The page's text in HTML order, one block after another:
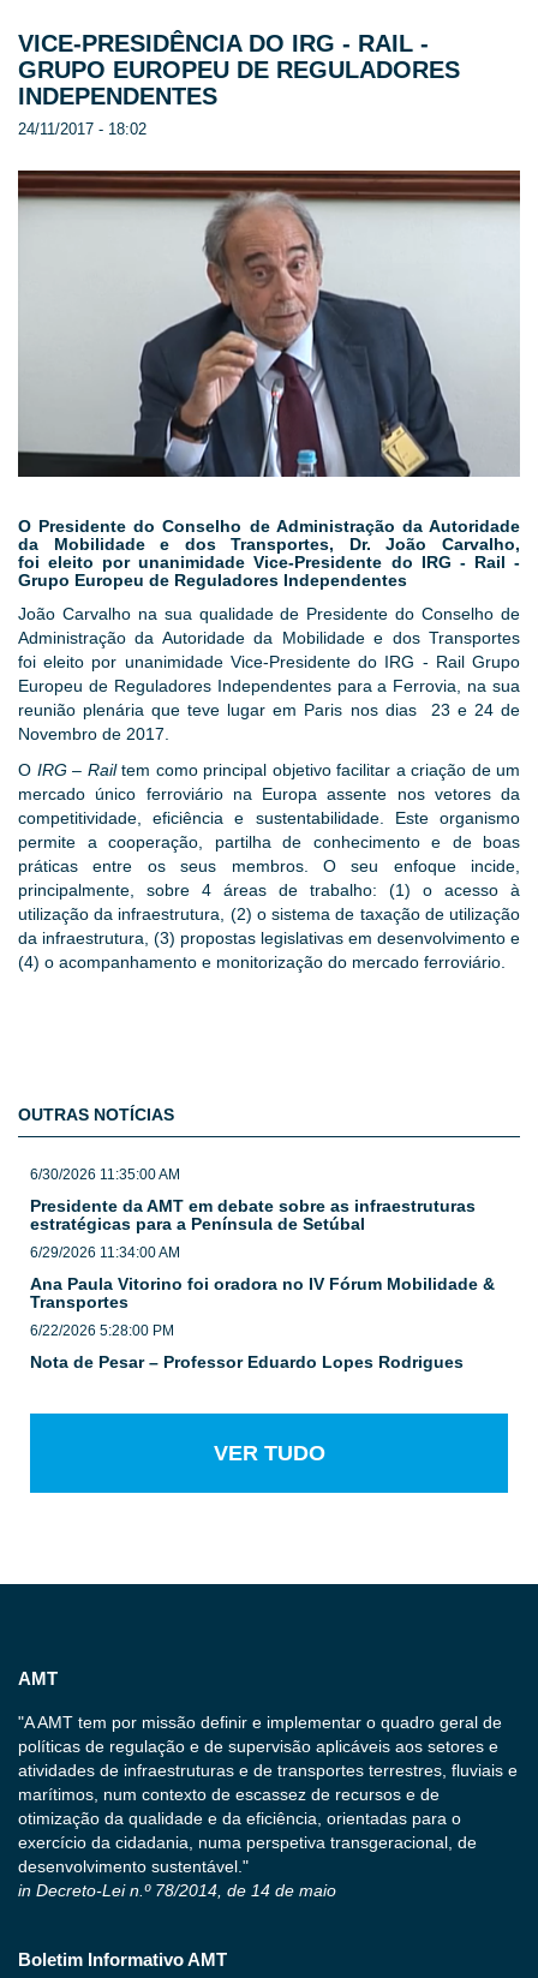
VICE-PRESIDÊNCIA DO IRG - RAIL -
GRUPO EUROPEU DE REGULADORES
INDEPENDENTES
24/11/2017 - 18:02
O Presidente do Conselho de Administração da Autoridade
da Mobilidade e dos Transportes, Dr. João Carvalho,
foi eleito por unanimidade Vice-Presidente do IRG - Rail -
Grupo Europeu de Reguladores Independentes
João Carvalho na sua qualidade de Presidente do Conselho de
Administração da Autoridade da Mobilidade e dos Transportes
foi eleito por unanimidade Vice-Presidente do IRG - Rail Grupo
Europeu de Reguladores Independentes para a Ferrovia, na sua
reunião plenária que teve lugar em Paris nos dias 23 e 24 de
Novembro de 2017.
O IRG – Railtem como principal objetivo facilitar a criação de um
mercado único ferroviário na Europa assente nos vetores da
competitividade, eficiência e sustentabilidade. Este organismo
permite a cooperação, partilha de conhecimento e de boas
práticas entre os seus membros. O seu enfoque incide,
principalmente, sobre 4 áreas de trabalho: (1) o acesso à
utilização da infraestrutura, (2) o sistema de taxação de utilização
da infraestrutura, (3) propostas legislativas em desenvolvimento e
(4) o acompanhamento e monitorização do mercado ferroviário.
OUTRAS NOTÍCIAS
6/30/2026 11:35:00 AM
Presidente da AMT em debate sobre as infraestruturas
estratégicas para a Península de Setúbal
6/29/2026 11:34:00 AM
Ana Paula Vitorino foi oradora no IV Fórum Mobilidade &
Transportes
6/22/2026 5:28:00 PM
Nota de Pesar – Professor Eduardo Lopes Rodrigues
VER TUDO
AMT
"A AMT tem por missão definir e implementar o quadro geral de
políticas de regulação e de supervisão aplicáveis aos setores e
atividades de infraestruturas e de transportes terrestres, fluviais e
marítimos, num contexto de escassez de recursos e de
otimização da qualidade e da eficiência, orientadas para o
exercício da cidadania, numa perspetiva transgeracional, de
desenvolvimento sustentável."
in Decreto-Lei n.º 78/2014, de 14 de maio
Boletim Informativo AMT